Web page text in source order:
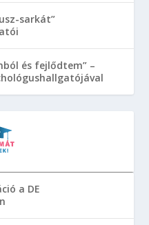
sarkát”
és fejlődtem” –
a DE